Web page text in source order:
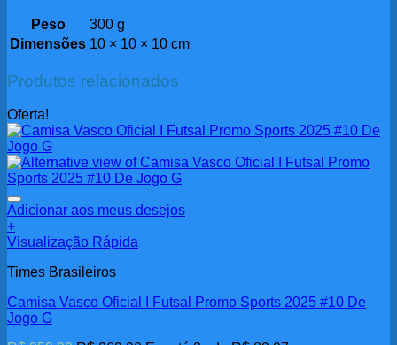
Peso
300 g
Dimensões 10 × 10 × 10 cm
Produtos relacionados
Oferta!
Adicionar aos meus desejos
+
Visualização Rápida
Times Brasileiros
Camisa Vasco Oficial I Futsal Promo Sports 2025 #10 De
Jogo G